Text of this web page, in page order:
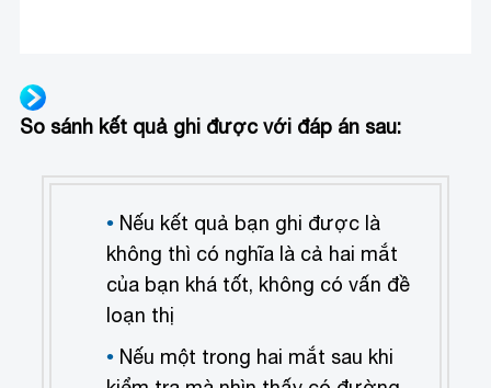
So sánh kết quả ghi được với đáp án sau:
Nếu kết quả bạn ghi được là
không thì có nghĩa là cả hai mắt
của bạn khá tốt, không có vấn đề
loạn thị
Nếu một trong hai mắt sau khi